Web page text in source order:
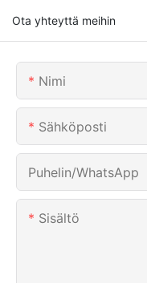
Ota yhteyttä meihin
Nimi
Sähköposti
Puhelin/WhatsApp
Sisältö